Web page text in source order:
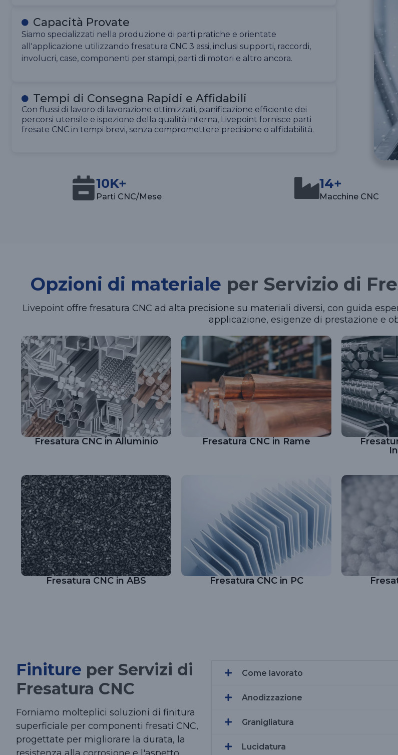
Capacità Provate
Siamo specializzati nella produzione di parti pratiche e orientate
all'applicazione utilizzando fresatura CNC 3 assi, inclusi supporti, raccordi,
involucri, case, componenti per stampi, parti di motori e altro ancora.
Tempi di Consegna Rapidi e Affidabili
Con flussi di lavoro di lavorazione ottimizzati, pianificazione efficiente dei
percorsi utensile e ispezione della qualità interna, Livepoint fornisce parti
fresate CNC in tempi brevi, senza compromettere precisione o affidabilità.
10K+
Parti CNC/Mese
14+
Macchine CNC
Opzioni di materiale per Servizio di
Livepoint offre fresatura CNC ad alta precisione su materiali diversi, con guida
applicazione, esigenze di prestazione e
Fresatura CNC in Alluminio Fresatura CNC in Rame
Fresatura CNC in ABS Fresatura CNC in PC
Finiture per Servizi di
Fresatura CNC
Forniamo molteplici soluzioni di finitura
superficiale per componenti fresati CNC,
progettate per migliorare la durata, la
Come lavorato
Anodizzazione
Granigliatura
Lucidatura